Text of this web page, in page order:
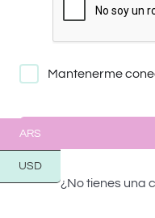
Mantenerme
¿No tienes una
ARS
USD